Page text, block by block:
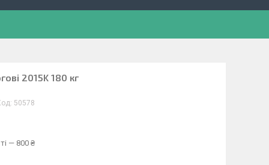
2015K 180 кг
50578
— 800 ₴